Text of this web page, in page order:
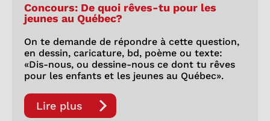
Concours: De quoi rêves-tu pour les
jeunes au Québec?
On te demande de répondre à cette question,
en dessin, caricature, bd, poème ou texte:
«Dis-nous, ou dessine-nous ce dont tu rêves
pour les enfants et les jeunes au Québec».
Lire plus